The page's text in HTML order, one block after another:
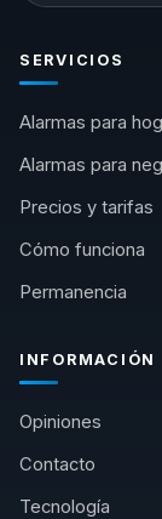
SERVICIOS
Alarmas para
Alarmas para
Precios y tarifas
Cómo funciona
Permanencia
INFORMACIÓN
Opiniones
Contacto
Tecnología